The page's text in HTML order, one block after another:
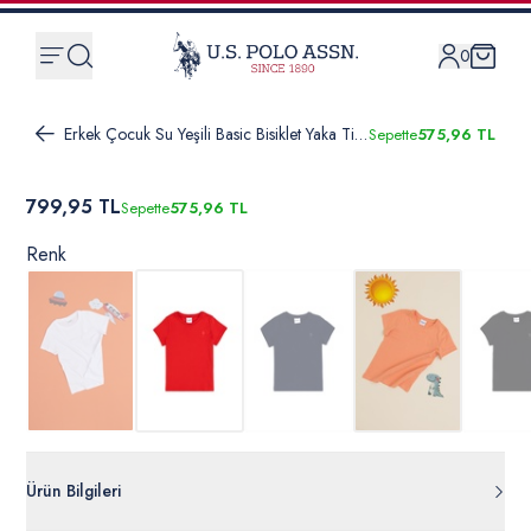
0
Erkek Çocuk Su Yeşili Basic Bisiklet Yaka TişörtSepette575,96 TL
799,95 TLSepette575,96 TL
Renk
Ürün Bilgileri